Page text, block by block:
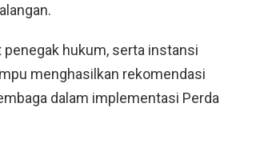
penegak hukum, serta instansi
menghasilkan rekomendasi
dalam implementasi Perda